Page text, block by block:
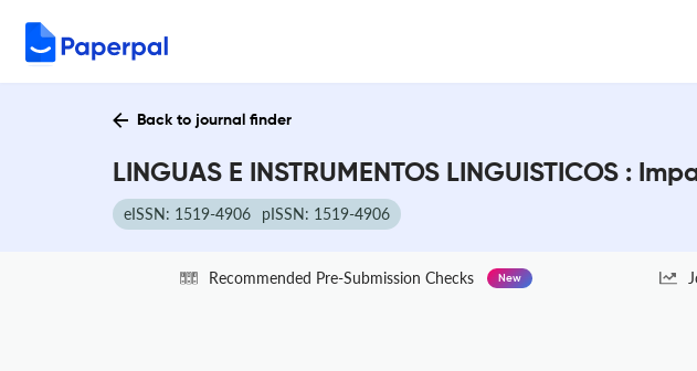
Back to journal finder
LINGUAS E INSTRUMENTOS LINGUISTICOS :
eISSN: 1519-4906 pISSN: 1519-4906
Recommended Pre-Submission Checks New